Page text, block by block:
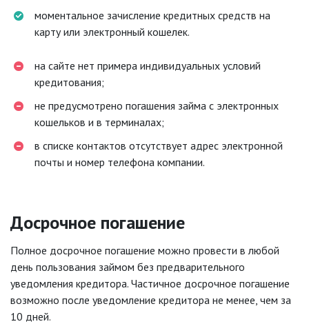
моментальное зачисление кредитных средств на
карту или электронный кошелек.
на сайте нет примера индивидуальных условий
кредитования;
не предусмотрено погашения займа с электронных
кошельков и в терминалах;
в списке контактов отсутствует адрес электронной
почты и номер телефона компании.
Досрочное погашение
Полное досрочное погашение можно провести в любой
день пользования займом без предварительного
уведомления кредитора. Частичное досрочное погашение
возможно после уведомление кредитора не менее, чем за
10 дней.